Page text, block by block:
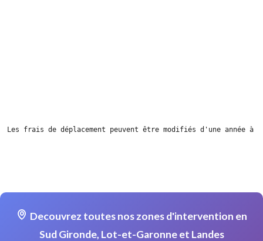
Les frais de déplacement peuvent être modifiés d'une année à
Decouvrez toutes nos zones d'intervention en
Sud Gironde, Lot-et-Garonne et Landes